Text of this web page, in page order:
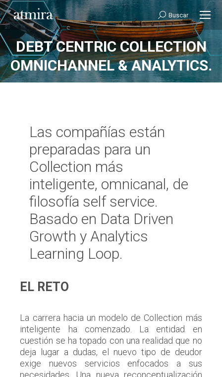
Buscar:
Buscar
DEBT CENTRIC COLLECTION
OMNICHANNEL & ANALYTICS.
Las compañías están
preparadas para un
Collection más
inteligente, omnicanal, de
filosofía self service.
Basado en Data Driven
Growth y Analytics
Learning Loop.
EL RETO
La carrera hacia un modelo de Collection más
inteligente ha comenzado. La entidad en
cuestión se ha topado con una realidad que no
deja lugar a dudas, el nuevo tipo de deudor
exige nuevos servicios enfocados a sus
necesidades. Una nueva reconceptualización